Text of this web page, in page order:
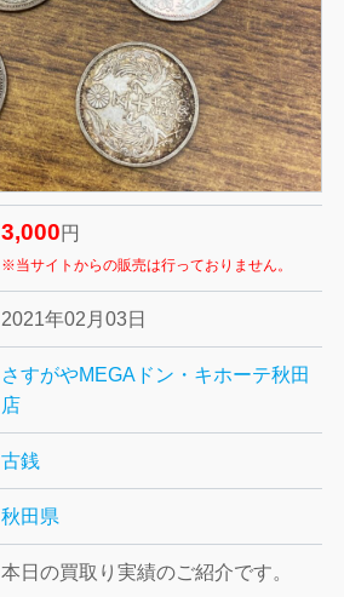
3,000 円
※当サイトからの販売は行っておりません。
2021年02月03日
さすがやMEGAドン・キホーテ秋田
店
古銭
秋田県
本日の買取り実績のご紹介です。